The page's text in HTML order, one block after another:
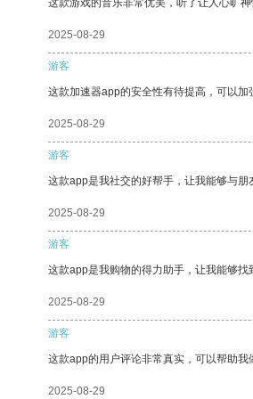
这款游戏的音乐非常优美，听了让人心旷神
2025-08-29
游客
这款加速器app的安全性有待提高，可以加
2025-08-29
游客
这款app是我社交的好帮手，让我能够与朋
2025-08-29
游客
这款app是我购物的得力助手，让我能够找
2025-08-29
游客
这款app的用户评论非常真实，可以帮助我
2025-08-29